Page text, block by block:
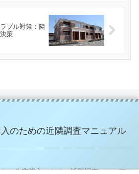
ブル対策：隣
策
のための近隣調査マニュアル
い住宅購入のための近隣調査マニュアル